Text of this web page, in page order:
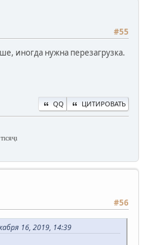
#55
иногда нужна перезагрузка.
QQ ЦИТИРОВАТЬ
#56
16, 2019, 14:39